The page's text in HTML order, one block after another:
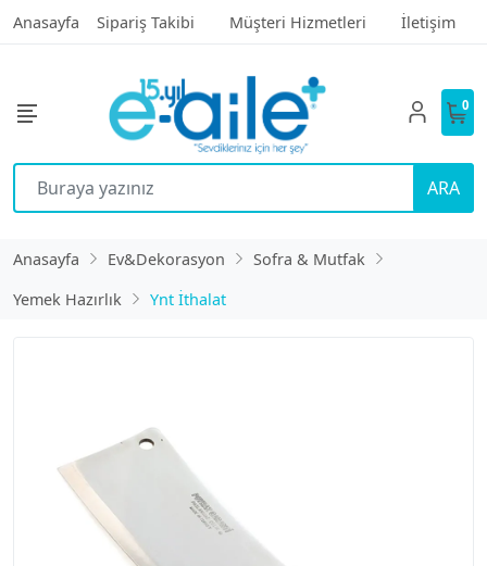
Anasayfa Sipariş Takibi Müşteri Hizmetleri İletişim
ARA
0
Anasayfa Ev&Dekorasyon
Sofra & Mutfak
Yemek Hazırlık
Ynt İthalat